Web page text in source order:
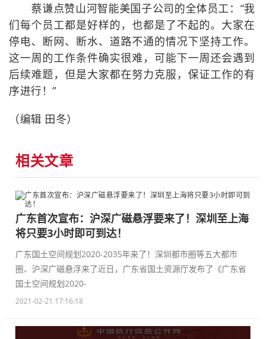
蔡谦点赞山河智能美国子公司的全体员工：“我
们每个员工都是好样的，也都是了不起的。大家在
停电、断网、断水、道路不通的情况下坚持工作。
这一周的工作条件确实很难，可能下一周还会遇到
后续难题，但是大家都在努力克服，保证工作的有
序进行！”
（编辑 田冬）
相关文章
广东首次宣布：沪深广磁悬浮要来了！深圳至上海
将只要3小时即可到达！
广东国土空间规划2020-2035年来了！深圳都市圈等五大都市
圈、沪深广磁悬浮来了近日，广东省国土资源厅发布了《广东省
国土空间规划2020-
2021-02-21 17:16:18